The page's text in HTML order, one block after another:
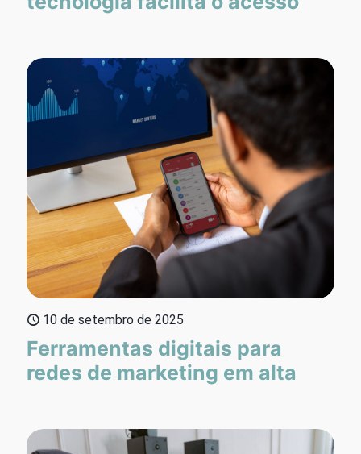
10 de setembro de 2025
Ferramentas digitais para
redes de marketing em alta